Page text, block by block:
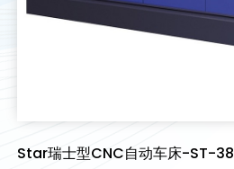
Star瑞士型CNC自动车床-ST-38